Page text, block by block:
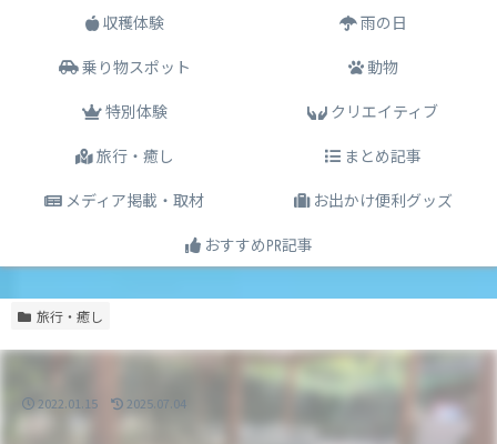
収穫体験
雨の日
乗り物スポット
動物
特別体験
クリエイティブ
旅行・癒し
まとめ記事
メディア掲載・取材
お出かけ便利グッズ
おすすめ㏚記事
旅行・癒し
2022.01.15 2025.07.04